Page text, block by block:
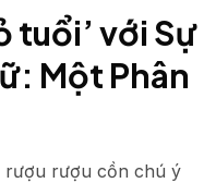
tuổi’ với Sự
Một Phân
rượu rượu cồn chú ý